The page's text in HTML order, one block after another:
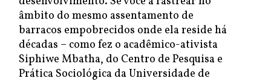
âmbito do mesmo assentamento de
barracos empobrecidos onde ela reside há
décadas – como fez o acadêmico-ativista
Siphiwe Mbatha, do Centro de Pesquisa e
Prática Sociológica da Universidade de